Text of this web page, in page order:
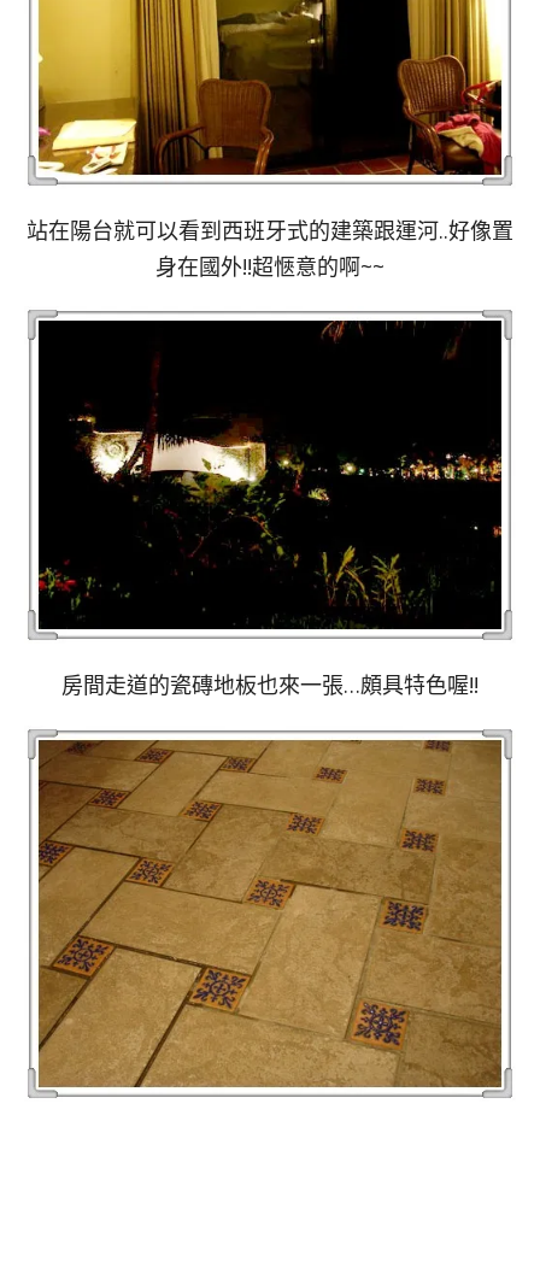
站在陽台就可以看到西班牙式的建築跟運河..好像置
身在國外!!超愜意的啊~~
房間走道的瓷磚地板也來一張…頗具特色喔!!